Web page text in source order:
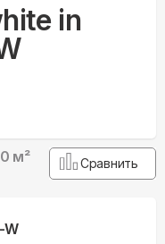
in
м² Сравнить
W